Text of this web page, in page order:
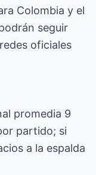
Colombia y el
seguir
oficiales
promedia 9
partido; si
a la espalda